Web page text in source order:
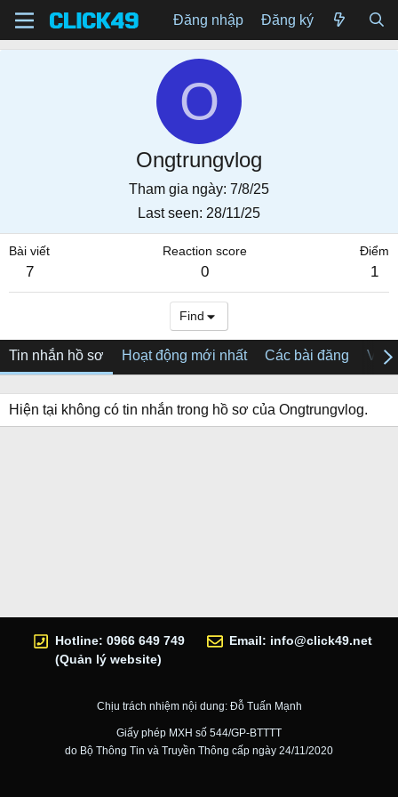
Đăng nhập Đăng ký
O
Ongtrungvlog
Tham gia ngày 7/8/25
Last seen 28/11/25
Bài viết
7
Reaction score
0
Điểm
1
Find
Tin nhắn hồ sơ Hoạt động mới nhất Các bài đăng Về
Hiện tại không có tin nhắn trong hồ sơ của Ongtrungvlog.
Hotline: 0966 649 749
(Quản lý website)
Email: info@click49.net
Chịu trách nhiệm nội dung: Đỗ Tuấn Mạnh
Giấy phép MXH số 544/GP-BTTTT
do Bộ Thông Tin và Truyền Thông cấp ngày 24/11/2020